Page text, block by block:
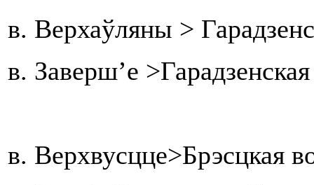
в. Верхаўляны >
в. Заверш’е
в. Верхвусцце>Брэсцкая